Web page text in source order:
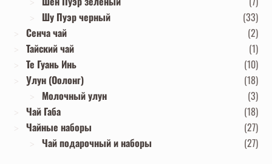
Шу Пуэр черный
(33)
Сенча чай
(2)
Тайский чай
(1)
Те Гуань Инь
(10)
Улун (Оолонг)
(18)
Молочный улун
(3)
Чай Габа
(18)
Чайные наборы
(27)
Чай подарочный и наборы
(27)